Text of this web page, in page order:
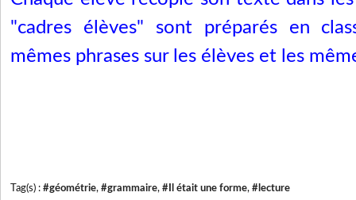
"cadres élèves" sont préparés en
mêmes phrases sur les élèves et les
Tag(s) : #géométrie, #grammaire, #Il était une forme, #lecture